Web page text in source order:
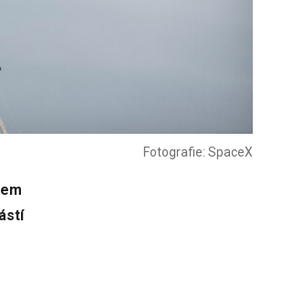
Fotografie: SpaceX